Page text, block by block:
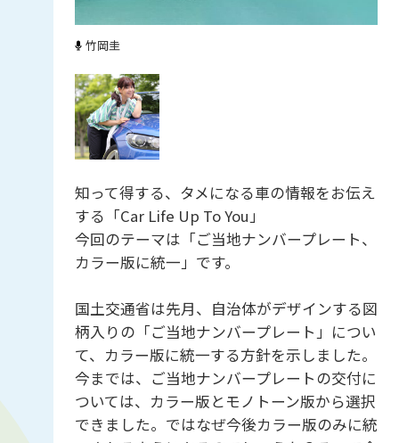
竹岡圭
知って得する、タメになる車の情報をお伝え
する「Car Life Up To You」
今回のテーマは「ご当地ナンバープレート、
カラー版に統一」です。
国土交通省は先月、自治体がデザインする図
柄入りの「ご当地ナンバープレート」につい
て、カラー版に統一する方針を示しました。
今までは、ご当地ナンバープレートの交付に
ついては、カラー版とモノトーン版から選択
できました。ではなぜ今後カラー版のみに統